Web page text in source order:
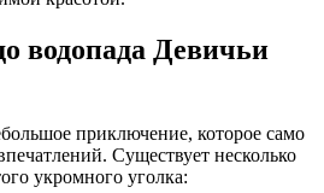
водопада Девичьи
приключение, которое само
Существует несколько
укромного уголка: